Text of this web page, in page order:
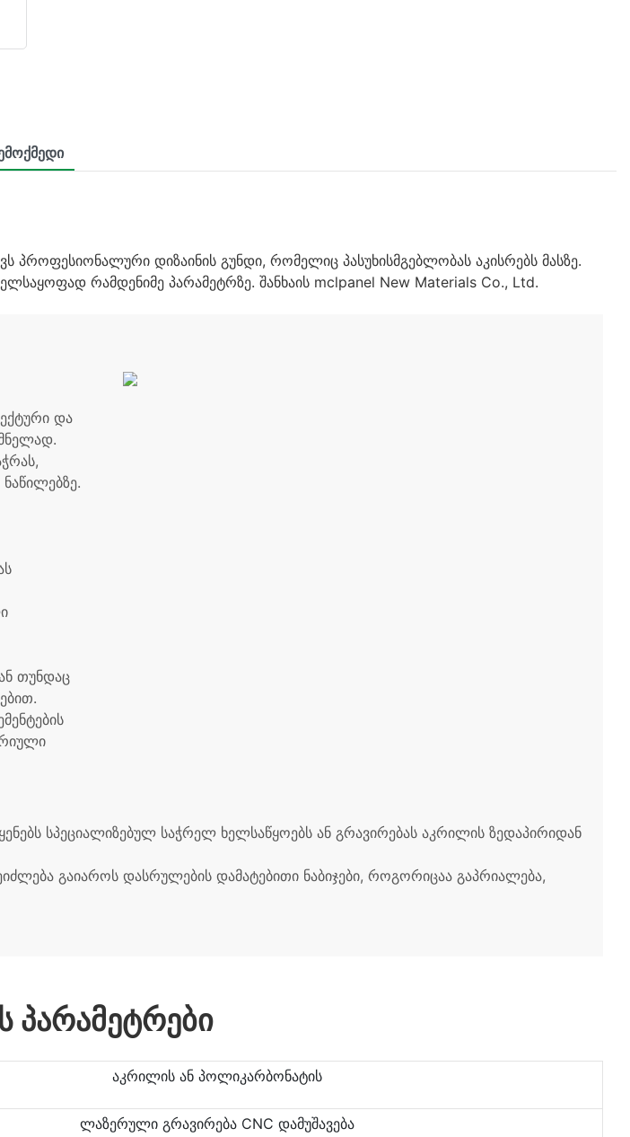
პროფესიონალური დიზაინის გუნდი, რომელიც პასუხისმგებლობას აკისრებს მასზე.
რამდენიმე პარამეტრზე. შანხაის mclpanel New Materials Co., Ltd.
და
თუნდაც
სპეციალიზებულ საჭრელ ხელსაწყოებს ან გრავირებას აკრილის ზედაპირიდან
გაიაროს დასრულების დამატებითი ნაბიჯები, როგორიცაა გაპრიალება,
ᲞᲐᲠᲐᲛᲔᲢᲠᲔᲑᲘ
აკრილის ან პოლიკარბონატის
ლაზერული გრავირება CNC დამუშავება